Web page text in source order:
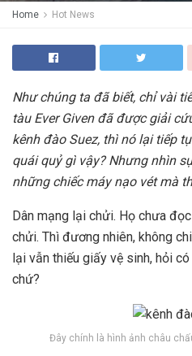
Home Hot News
Như chúng ta đã biết, chỉ vài
tàu Ever Given đã được giải
kênh đào Suez, thì nó lại tiếp
quái quỷ gì vậy? Nhưng nhìn
những chiếc máy nạo vét mà
Dân mạng lại chửi. Họ chưa
chửi. Thì đương nhiên, không
lại vẫn thiếu giấy vệ sinh, hỏi
chứ?
Đây chính là hình ảnh châu